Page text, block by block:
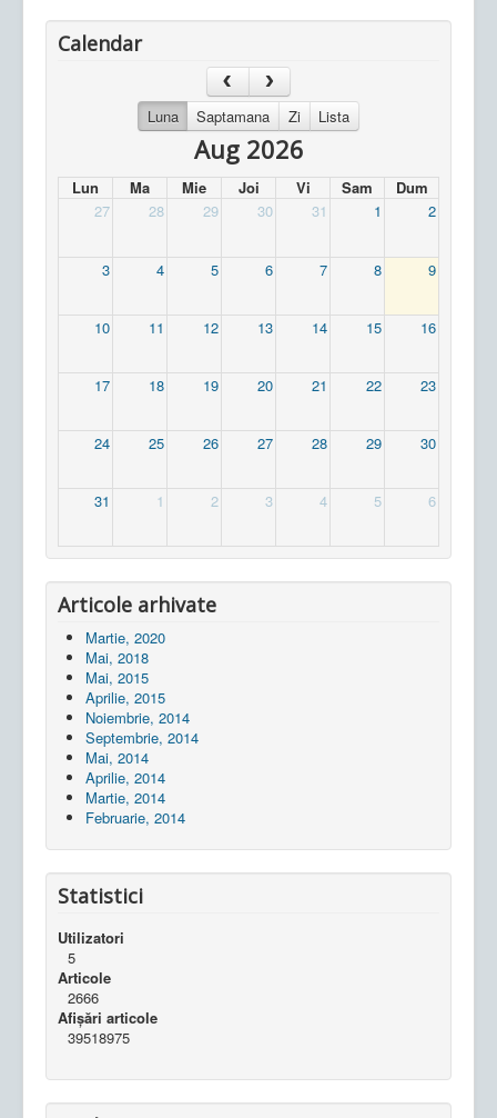
Calendar
Luna Saptamana Zi Lista
Aug 2026
Lun Ma Mie Joi Vi Sam
Dum
27
28 29 30 31 1 2
3 4 5 6 7 8 9
10 11 12 13 14 15 16
17 18 19 20 21 22 23
24 25 26 27 28 29 30
31 1 2 3 4 5 6
Articole arhivate
Martie, 2020
Mai, 2018
Mai, 2015
Aprilie, 2015
Noiembrie, 2014
Septembrie, 2014
Mai, 2014
Aprilie, 2014
Martie, 2014
Februarie, 2014
Statistici
Utilizatori
5
Articole
2666
Afișări articole
39518975